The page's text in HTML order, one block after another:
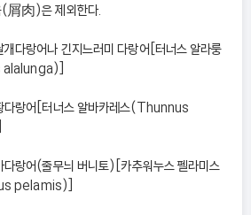
(屑肉)은 제외한다.
다랑어나 긴지느러미 다랑어[터너스 알라룽
랑어[터너스 알바카레스(Thunnus
랑어(줄무늬 버니토)[카추워누스 펠라미스
pelamis)]